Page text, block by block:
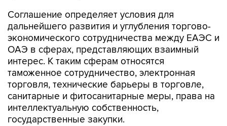
Соглашение определяет условия для
дальнейшего развития и углубления торгово-
экономического сотрудничества между ЕАЭС и
ОАЭ в сферах, представляющих взаимный
интерес. К таким сферам относятся
таможенное сотрудничество, электронная
торговля, технические барьеры в торговле,
санитарные и фитосанитарные меры, права на
интеллектуальную собственность,
государственные закупки.